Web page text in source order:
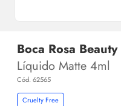
Boca Rosa
Líquido Matte 4ml
Cód. 62565
Cruelty Free